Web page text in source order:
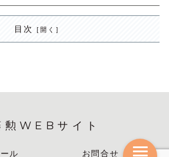
目次
勲WEBサイト
ル お問合せ